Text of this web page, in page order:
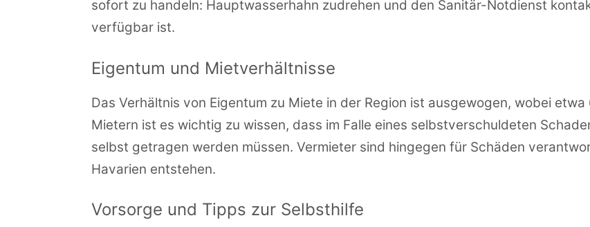
sofort zu handeln: Hauptwasserhahn zudrehen und den Sanitär-Notdienst
verfügbar ist.
Eigentum und Mietverhältnisse
Das Verhältnis von Eigentum zu Miete in der Region ist ausgewogen, wobei
Mietern ist es wichtig zu wissen, dass im Falle eines selbstverschuldeten
selbst getragen werden müssen. Vermieter sind hingegen für Schäden
Havarien entstehen.
Vorsorge und Tipps zur Selbsthilfe